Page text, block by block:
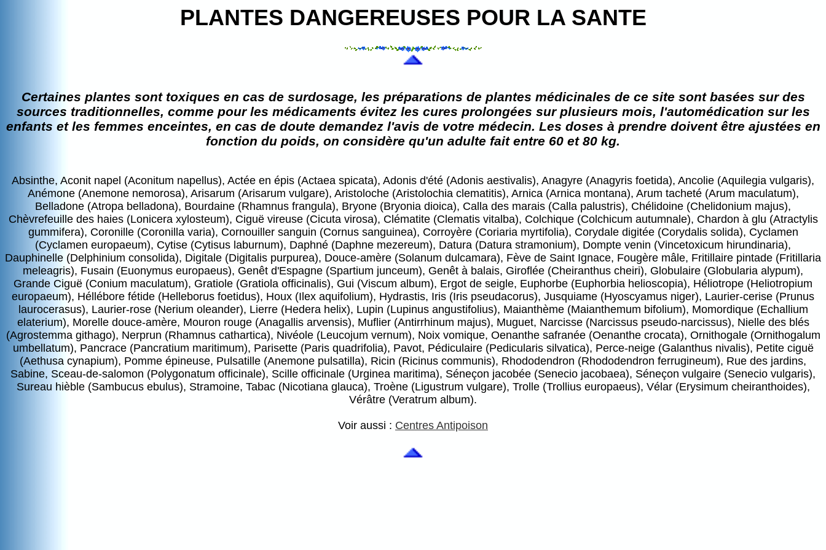
PLANTES DANGEREUSES POUR LA SANTE
Certaines plantes sont toxiques en cas de surdosage, les préparations de plantes médicinales de ce site sont basées sur des
sources traditionnelles, comme pour les médicaments évitez les cures prolongées sur plusieurs mois, l'automédication sur les
enfants et les femmes enceintes, en cas de doute demandez l'avis de votre médecin. Les doses à prendre doivent être ajustées en
fonction du poids, on considère qu'un adulte fait entre 60 et 80 kg.
Absinthe, Aconit napel (Aconitum napellus), Actée en épis (Actaea spicata), Adonis d'été (Adonis aestivalis), Anagyre (Anagyris foetida), Ancolie (Aquilegia vulgaris),
Anémone (Anemone nemorosa), Arisarum (Arisarum vulgare), Aristoloche (Aristolochia clematitis), Arnica (Arnica montana), Arum tacheté (Arum maculatum),
Belladone (Atropa belladona), Bourdaine (Rhamnus frangula), Bryone (Bryonia dioica), Calla des marais (Calla palustris), Chélidoine (Chelidonium majus),
Chèvrefeuille des haies (Lonicera xylosteum), Ciguë vireuse (Cicuta virosa), Clématite (Clematis vitalba), Colchique (Colchicum autumnale), Chardon à glu (Atractylis
gummifera), Coronille (Coronilla varia), Cornouiller sanguin (Cornus sanguinea), Corroyère (Coriaria myrtifolia), Corydale digitée (Corydalis solida), Cyclamen
(Cyclamen europaeum), Cytise (Cytisus laburnum), Daphné (Daphne mezereum), Datura (Datura stramonium), Dompte venin (Vincetoxicum hirundinaria),
Dauphinelle (Delphinium consolida), Digitale (Digitalis purpurea), Douce-amère (Solanum dulcamara), Fève de Saint Ignace, Fougère mâle, Fritillaire pintade (Fritillaria
meleagris), Fusain (Euonymus europaeus), Genêt d'Espagne (Spartium junceum), Genêt à balais, Giroflée (Cheiranthus cheiri), Globulaire (Globularia alypum),
Grande Ciguë (Conium maculatum), Gratiole (Gratiola officinalis), Gui (Viscum album), Ergot de seigle, Euphorbe (Euphorbia helioscopia), Héliotrope (Heliotropium
europaeum), Héllébore fétide (Helleborus foetidus), Houx (Ilex aquifolium), Hydrastis, Iris (Iris pseudacorus), Jusquiame (Hyoscyamus niger), Laurier-cerise (Prunus
laurocerasus), Laurier-rose (Nerium oleander), Lierre (Hedera helix), Lupin (Lupinus angustifolius), Maianthème (Maianthemum bifolium), Momordique (Echallium
elaterium), Morelle douce-amère, Mouron rouge (Anagallis arvensis), Muflier (Antirrhinum majus), Muguet, Narcisse (Narcissus pseudo-narcissus), Nielle des blés
(Agrostemma githago), Nerprun (Rhamnus cathartica), Nivéole (Leucojum vernum), Noix vomique, Oenanthe safranée (Oenanthe crocata), Ornithogale (Ornithogalum
umbellatum), Pancrace (Pancratium maritimum), Parisette (Paris quadrifolia), Pavot, Pédiculaire (Pedicularis silvatica), Perce-neige (Galanthus nivalis), Petite ciguë
(Aethusa cynapium), Pomme épineuse, Pulsatille (Anemone pulsatilla), Ricin (Ricinus communis), Rhododendron (Rhododendron ferrugineum), Rue des jardins,
Sabine, Sceau-de-salomon (Polygonatum officinale), Scille officinale (Urginea maritima), Séneçon jacobée (Senecio jacobaea), Séneçon vulgaire (Senecio vulgaris),
Sureau hièble (Sambucus ebulus), Stramoine, Tabac (Nicotiana glauca), Troène (Ligustrum vulgare), Trolle (Trollius europaeus), Vélar (Erysimum cheiranthoides),
Vérâtre (Veratrum album).
Voir aussi : Centres Antipoison